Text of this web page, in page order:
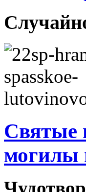
Святые
могилы